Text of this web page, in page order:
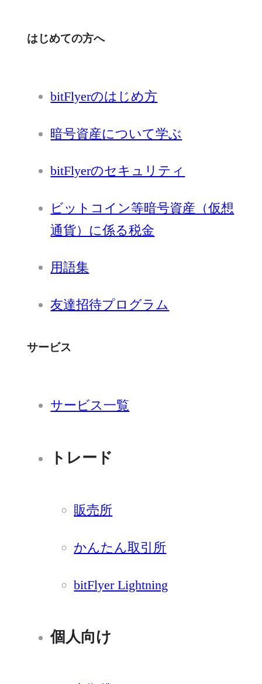
はじめての方へ
bitFlyerのはじめ方
暗号資産について学ぶ
bitFlyerのセキュリティ
ビットコイン等暗号資産（仮想
通貨）に係る税金
用語集
友達招待プログラム
サービス
サービス一覧
トレード
販売所
かんたん取引所
bitFlyer Lightning
個人向け